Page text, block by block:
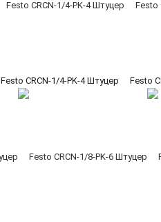
Festo CRCN-1/4-PK-4 Штуцер Festo